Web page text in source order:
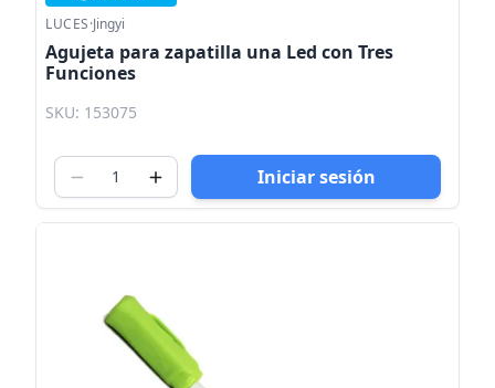
LUCES·Jingyi
Agujeta para zapatilla una Led con Tres
Funciones
SKU: 153075
Iniciar sesión